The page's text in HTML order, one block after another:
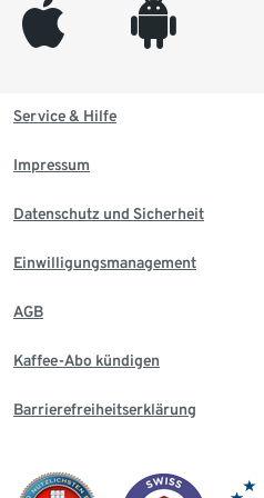
appleinc android
Service & Hilfe
Impressum
Datenschutz und Sicherheit
Einwilligungsmanagement
AGB
Kaffee-Abo kündigen
Barrierefreiheitserklärung